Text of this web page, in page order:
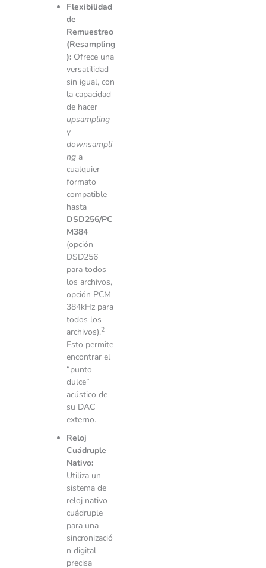
Flexibilidad
de
Remuestreo
(Resampling
): Ofrece una
versatilidad
sin igual, con
la capacidad
de hacer
upsampling
y
downsampli
ng a
cualquier
formato
compatible
hasta
DSD256/PC
M384
(opción
DSD256
para todos
los archivos,
opción PCM
384kHz para
todos los
archivos).2
Esto permite
encontrar el
“punto
dulce”
acústico de
su DAC
externo.
Reloj
Cuádruple
Nativo:
Utiliza un
sistema de
reloj nativo
cuádruple
para una
sincronizació
n digital
precisa